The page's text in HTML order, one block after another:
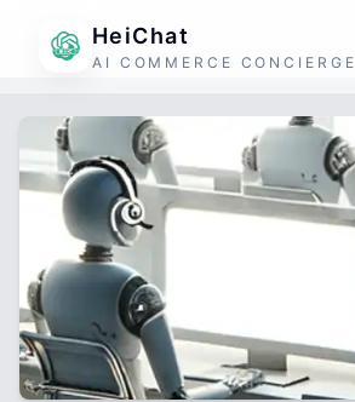
HeiChat
AI COMMERCE CONCIERGE